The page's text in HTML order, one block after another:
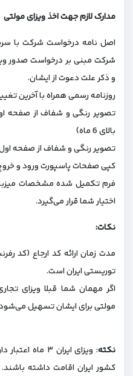
مدارک لازم جهت اخذ ویزای مولتی
اصل نامه درخواست شرکت با
شرکت مبنی بر درخواست صدور ویزا
و ذکر علت دعوت از ایشان.
روزنامه رسمی همراه با آخرین
تصویر رنگی و شفاف از صفحه
بالای 6 ماه)
تصویر رنگی و شفاف از صفحه
کپی صفحات پاسپورت ورود و
فرم تکمیل شده مشخصات
اختیار شما قرار می‌گیرد.
نکات:
مدت زمان ارائه کد ارجاع (کد
توریستی ایران است.
مولتی برای ایشان تسهیل
نکته
کشور ایران اقامت داشته